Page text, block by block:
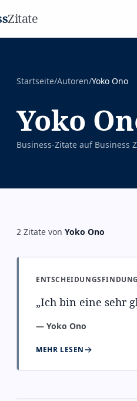
Zitate
Startseite/Autoren/Yoko Ono
Yoko
Business-Zitate auf Business
2 Zitate von Yoko Ono
ENTSCHEIDUNGSFINDUNG
„Ich bin eine sehr
— Yoko Ono
MEHR LESEN